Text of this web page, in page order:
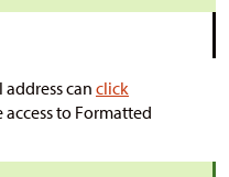
can click
access to Formatted